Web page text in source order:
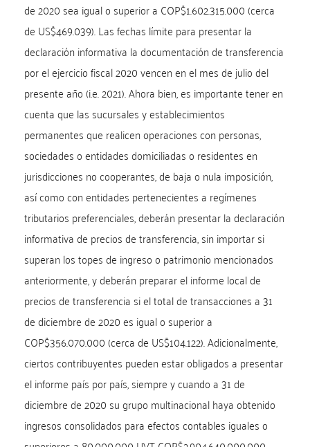
de 2020 sea igual o superior a COP$1.602.315.000 (cerca
de US$469.039). Las fechas límite para presentar la
declaración informativa la documentación de transferencia
por el ejercicio fiscal 2020 vencen en el mes de julio del
presente año (i.e. 2021). Ahora bien, es importante tener en
cuenta que las sucursales y establecimientos
permanentes que realicen operaciones con personas,
sociedades o entidades domiciliadas o residentes en
jurisdicciones no cooperantes, de baja o nula imposición,
así como con entidades pertenecientes a regímenes
tributarios preferenciales, deberán presentar la declaración
informativa de precios de transferencia, sin importar si
superan los topes de ingreso o patrimonio mencionados
anteriormente, y deberán preparar el informe local de
precios de transferencia si el total de transacciones a 31
de diciembre de 2020 es igual o superior a
COP$356.070.000 (cerca de US$104.122). Adicionalmente,
ciertos contribuyentes pueden estar obligados a presentar
el informe país por país, siempre y cuando a 31 de
diciembre de 2020 su grupo multinacional haya obtenido
ingresos consolidados para efectos contables iguales o